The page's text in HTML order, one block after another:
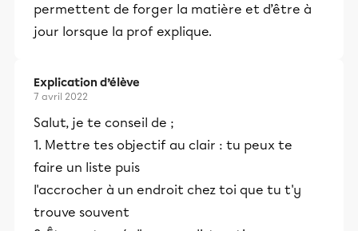
permettent de forger la matière et d’être à
jour lorsque la prof explique.
Explication d’élève
7 avril 2022
Salut, je te conseil de ;
1. Mettre tes objectif au clair : tu peux te
faire un liste puis
l'accrocher à un endroit chez toi que tu t'y
trouve souvent